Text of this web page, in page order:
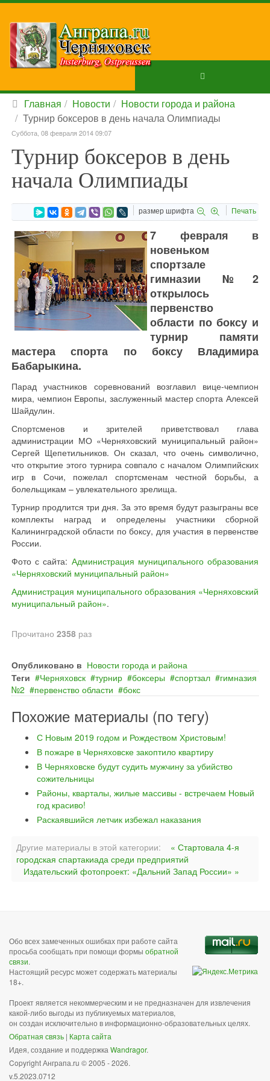
Главная Новости
Новости города и района
Турнир боксеров в день начала Олимпиады
Суббота, 08 февраля 2014 09:07
Турнир боксеров в день
начала Олимпиады
размер шрифта Печать
7 февраля в
новеньком
спортзале
гимназии №2
открылось
первенство
области по боксу и
турнир памяти
мастера спорта по боксу Владимира
Бабарыкина.
Парад участников соревнований возглавил вице-чемпион
мира, чемпион Европы, заслуженный мастер спорта Алексей
Шайдулин.
Спортсменов и зрителей приветствовал глава
администрации МО «Черняховский муниципальный район»
Сергей Щепетильников. Он сказал, что очень символично,
что открытие этого турнира совпало с началом Олимпийских
игр в Сочи, пожелал спортсменам честной борьбы, а
болельщикам – увлекательного зрелища.
Турнир продлится три дня. За это время будут разыграны все
комплекты наград и определены участники сборной
Калининградской области по боксу, для участия в первенстве
России.
Фото с сайта: Администрация муниципального образования
«Черняховский муниципальный район»
Администрация муниципального образования «Черняховский
муниципальный район».
Прочитано 2358 раз
Опубликовано в Новости города и района
Теги
Черняховск турнир боксеры спортзал
гимназия
№2
первенство области бокс
Похожие материалы (по тегу)
С Новым 2019 годом и Рождеством Христовым!
В пожаре в Черняховске закоптило квартиру
В Черняховске будут судить мужчину за убийство
сожительницы
Районы, кварталы, жилые массивы - встречаем Новый
год красиво!
Раскаявшийся летчик избежал наказания
Другие материалы в этой категории:
« Стартовала 4-я
городская спартакиада среди предприятий
Издательский фотопроект: «Дальний Запад России» »
Обо всех замеченных ошибках при работе сайта
просьба сообщать при помощи формы обратной
связи.
Настоящий ресурс может содержать материалы
18+.
Проект является некоммерческим и не предназначен для извлечения
какой-либо выгоды из публикуемых материалов,
он создан исключительно в информационно-образовательных целях.
Обратная связь | Карта сайта
Идея, создание и поддержка Wandragor.
Copyright Анграпа.ru © 2005 - 2026.
v.5.2023.0712